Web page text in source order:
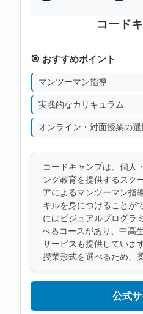
コード
🎯 おすすめポイント
マンツーマン指導
実践的なカリキュラム
オンライン・対面授業の選
コードキャンプは、個人
ング教育を提供するスク
アによるマンツーマン指
キルを身につけることが
にはビジュアルプログラ
べるコースがあり、中高
サービスも提供していま
授業形式を選べるため、
公式サ